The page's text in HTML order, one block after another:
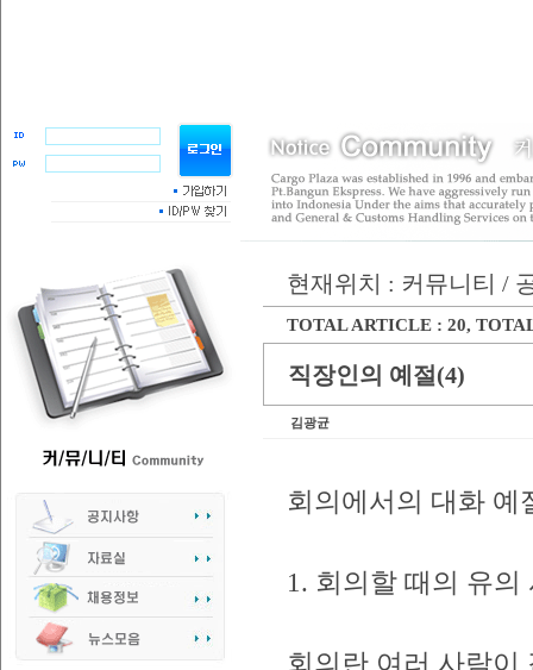
현재위치 : 커뮤니티 /
TOTAL ARTICLE : 20,
직장인의 예절(4)
김광균
회의에서의 대화 예
1. 회의할 때의 유의
회의란 여러 사람이